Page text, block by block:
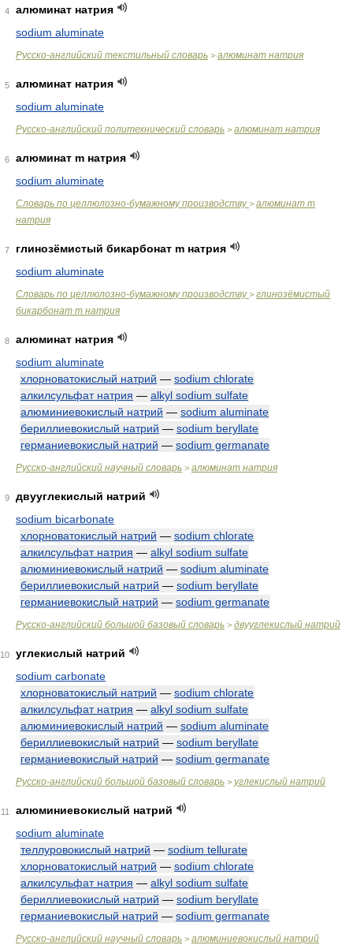
4
алюминат натрия
sodium aluminate
Русско-английский текстильный словарь > алюминат натрия
5
алюминат натрия
sodium aluminate
Русско-английский политехнический словарь > алюминат натрия
6
алюминат m натрия
sodium aluminate
Словарь по целлюлозно-бумажному производству> алюминат m
натрия
7
глинозёмистый бикарбонат m натрия
sodium aluminate
Словарь по целлюлозно-бумажному производству> глинозёмистый
бикарбонат m натрия
8
алюминат натрия
sodium aluminate
хлорноватокислый натрий — sodium chlorate
алкилсульфат натрия — alkyl sodium sulfate
алюминиевокислый натрий — sodium aluminate
бериллиевокислый натрий — sodium beryllate
германиевокислый натрий — sodium germanate
Русско-английский научный словарь > алюминат натрия
9
двууглекислый натрий
sodium bicarbonate
хлорноватокислый натрий — sodium chlorate
алкилсульфат натрия — alkyl sodium sulfate
алюминиевокислый натрий — sodium aluminate
бериллиевокислый натрий — sodium beryllate
германиевокислый натрий — sodium germanate
Русско-английский большой базовый словарь > двууглекислый натрий
10
углекислый натрий
sodium carbonate
хлорноватокислый натрий — sodium chlorate
алкилсульфат натрия — alkyl sodium sulfate
алюминиевокислый натрий — sodium aluminate
бериллиевокислый натрий — sodium beryllate
германиевокислый натрий — sodium germanate
Русско-английский большой базовый словарь > углекислый натрий
11
алюминиевокислый натрий
sodium aluminate
теллуровокислый натрий — sodium tellurate
хлорноватокислый натрий — sodium chlorate
алкилсульфат натрия — alkyl sodium sulfate
бериллиевокислый натрий — sodium beryllate
германиевокислый натрий — sodium germanate
Русско-английский научный словарь > алюминиевокислый натрий